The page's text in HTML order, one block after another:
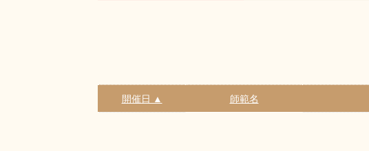
開催日 ▲ 師範名